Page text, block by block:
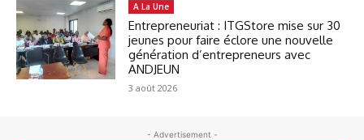
A La Une
Entrepreneuriat : ITGStore mise sur 30
jeunes pour faire éclore une nouvelle
génération d’entrepreneurs avec
ANDJEUN
3 août 2026
- Advertisement -